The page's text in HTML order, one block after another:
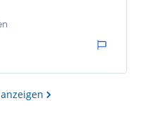
beim Check-in
früh ankamen und
erst ab 14 Uhr
Uhr Gäste.“
Zeitpunkt noch